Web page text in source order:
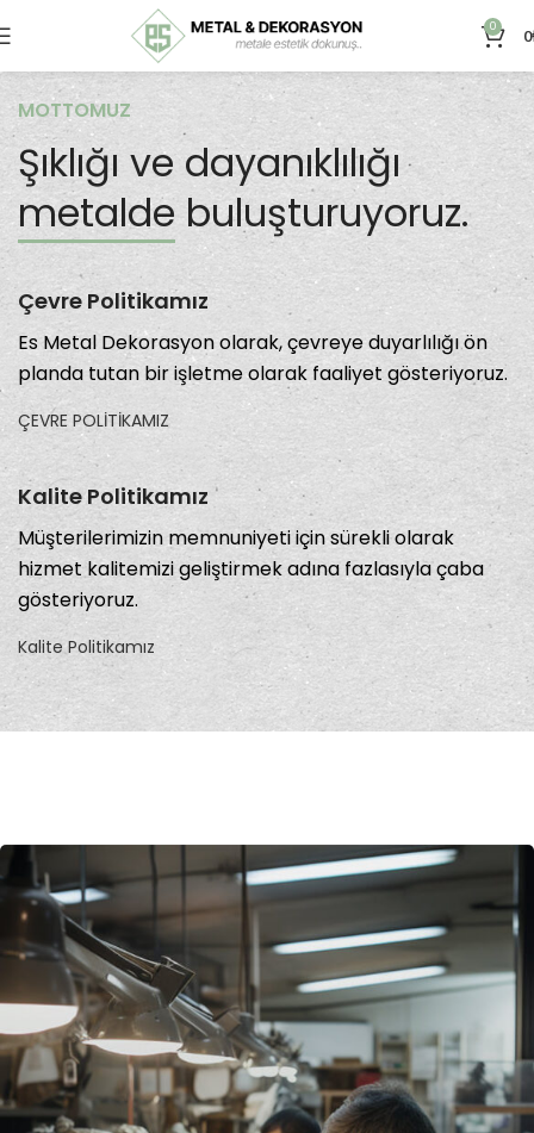
0 0
MOTTOMUZ
Şıklığı ve dayanıklılığı
metalde buluşturuyoruz.
Çevre Politikamız
Es Metal Dekorasyon olarak, çevreye duyarlılığı ön
planda tutan bir işletme olarak faaliyet gösteriyoruz.
ÇEVRE POLİTİKAMIZ
Kalite Politikamız
Müşterilerimizin memnuniyeti için sürekli olarak
hizmet kalitemizi geliştirmek adına fazlasıyla çaba
gösteriyoruz.
Kalite Politikamız